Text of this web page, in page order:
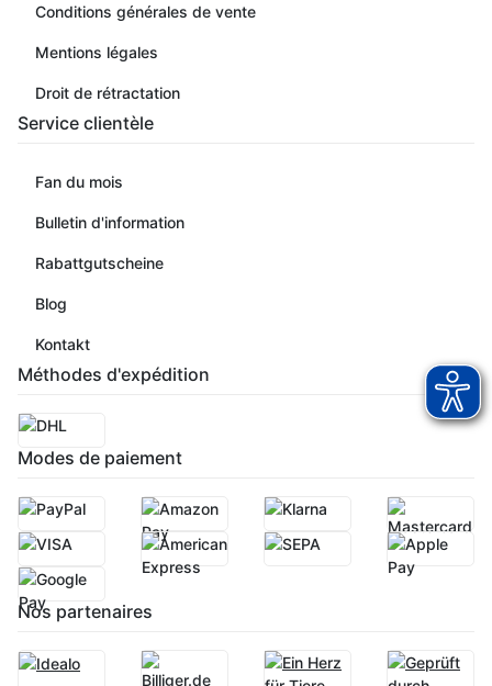
Conditions générales de vente
Mentions légales
Droit de rétractation
Service clientèle
Fan du mois
Bulletin d'information
Rabattgutscheine
Blog
Kontakt
Méthodes d'expédition
Modes de paiement
Nos partenaires